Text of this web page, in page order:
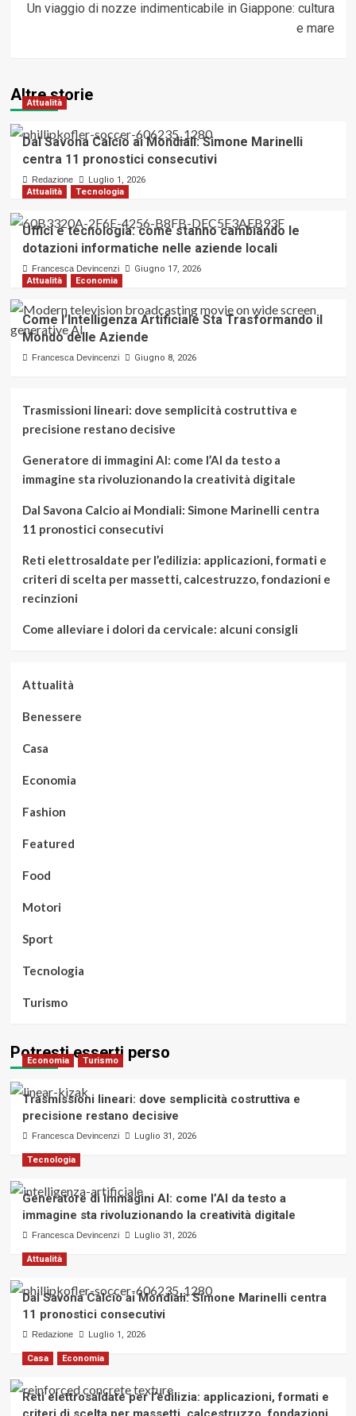
Un viaggio di nozze indimenticabile in Giappone: cultura
e mare
Altre storie
Attualità
Dal Savona Calcio ai Mondiali: Simone Marinelli
centra 11 pronostici consecutivi
Redazione
Luglio 1, 2026
Attualità
Tecnologia
Uffici e tecnologia: come stanno cambiando le
dotazioni informatiche nelle aziende locali
Francesca Devincenzi
Giugno 17, 2026
Attualità
Economia
Come l’Intelligenza Artificiale Sta Trasformando il
Mondo delle Aziende
Francesca Devincenzi Giugno 8, 2026
Trasmissioni lineari: dove semplicità costruttiva e
precisione restano decisive
Generatore di immagini AI: come l’AI da testo a
immagine sta rivoluzionando la creatività digitale
Dal Savona Calcio ai Mondiali: Simone Marinelli centra
11 pronostici consecutivi
Reti elettrosaldate per l’edilizia: applicazioni, formati e
criteri di scelta per massetti, calcestruzzo, fondazioni e
recinzioni
Come alleviare i dolori da cervicale: alcuni consigli
Attualità
Benessere
Casa
Economia
Fashion
Featured
Food
Motori
Sport
Tecnologia
Turismo
Potresti esserti perso
Economia Turismo
Trasmissioni lineari: dove semplicità costruttiva e
precisione restano decisive
Francesca Devincenzi Luglio 31, 2026
Tecnologia
Generatore di immagini AI: come l’AI da testo a
immagine sta rivoluzionando la creatività digitale
Francesca Devincenzi Luglio 31, 2026
Attualità
Dal Savona Calcio ai Mondiali: Simone Marinelli centra
11 pronostici consecutivi
Redazione Luglio 1, 2026
Casa Economia
Reti elettrosaldate per l’edilizia: applicazioni, formati e